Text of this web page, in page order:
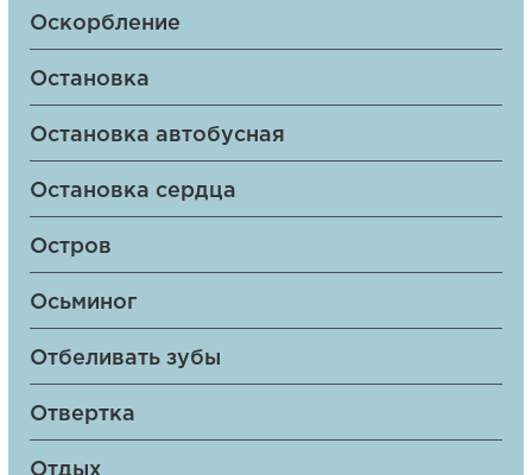
Оскорбление
Остановка
Остановка автобусная
Остановка сердца
Остров
Осьминог
Отбеливать зубы
Отвертка
Отдых